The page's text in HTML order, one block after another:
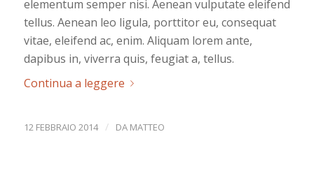
elementum semper nisi. Aenean vulputate eleifend
tellus. Aenean leo ligula, porttitor eu, consequat
vitae, eleifend ac, enim. Aliquam lorem ante,
dapibus in, viverra quis, feugiat a, tellus.
Continua a leggere
12 FEBBRAIO 2014 / DA MATTEO